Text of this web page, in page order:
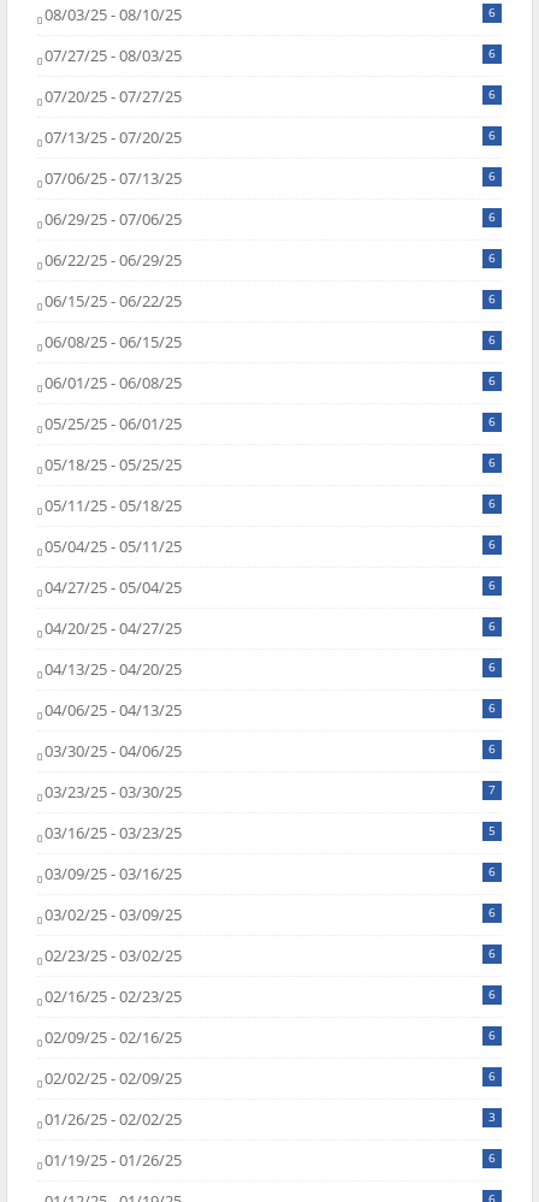
08/03/25 - 08/10/25 6
07/27/25 - 08/03/25 6
07/20/25 - 07/27/25 6
07/13/25 - 07/20/25 6
07/06/25 - 07/13/25 6
06/29/25 - 07/06/25 6
06/22/25 - 06/29/25 6
06/15/25 - 06/22/25 6
06/08/25 - 06/15/25 6
06/01/25 - 06/08/25 6
05/25/25 - 06/01/25 6
05/18/25 - 05/25/25 6
05/11/25 - 05/18/25 6
05/04/25 - 05/11/25 6
04/27/25 - 05/04/25 6
04/20/25 - 04/27/25 6
04/13/25 - 04/20/25 6
04/06/25 - 04/13/25 6
03/30/25 - 04/06/25 6
03/23/25 - 03/30/25 7
03/16/25 - 03/23/25 5
03/09/25 - 03/16/25 6
03/02/25 - 03/09/25 6
02/23/25 - 03/02/25 6
02/16/25 - 02/23/25 6
02/09/25 - 02/16/25 6
02/02/25 - 02/09/25 6
01/26/25 - 02/02/25 3
01/19/25 - 01/26/25 6
6